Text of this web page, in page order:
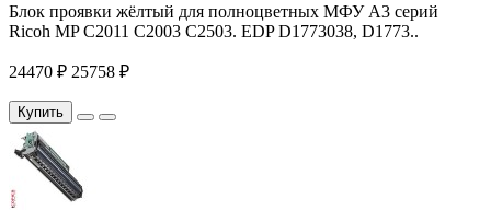
Блок проявки жёлтый для полноцветных МФУ A3 серий
Ricoh MP C2011 C2003 С2503. EDP D1773038, D1773..
24470 ₽ 25758 ₽
Купить